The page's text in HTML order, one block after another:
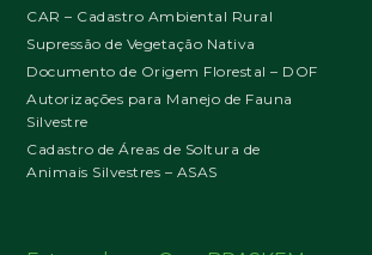
CAR – Cadastro Ambiental Rural
Supressão de Vegetação Nativa
Documento de Origem Florestal – DOF
Autorizações para Manejo de Fauna
Silvestre
Cadastro de Áreas de Soltura de
Animais Silvestres – ASAS